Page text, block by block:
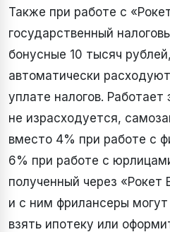
Также при работе с
государственный
бонусные 10 тысяч
автоматически
уплате налогов.
не израсходуется,
вместо 4% при работе с
6% при работе с
полученный через
и с ним фрилансеры
взять ипотеку или